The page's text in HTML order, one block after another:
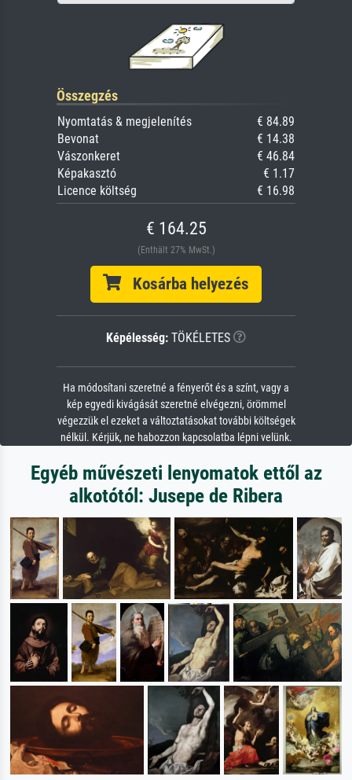
Összegzés
Nyomtatás & megjelenítés
€ 84.89
Bevonat
€ 14.38
Vászonkeret
€ 46.84
Képakasztó
€ 1.17
Licence költség
€ 16.98
€ 164.25
(Enthält 27% MwSt.)
Kosárba helyezés
Képélesség: TÖKÉLETES
Ha módosítani szeretné a fényerőt és a színt, vagy a
kép egyedi kivágását szeretné elvégezni, örömmel
végezzük el ezeket a változtatásokat további költségek
nélkül. Kérjük, ne habozzon kapcsolatba lépni velünk.
Egyéb művészeti lenyomatok ettől az
alkotótól: Jusepe de Ribera